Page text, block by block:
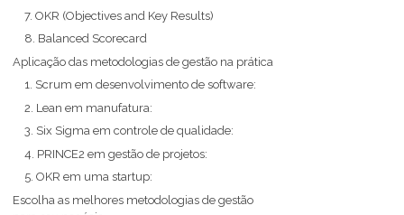
7. OKR (Objectives and Key Results)
8. Balanced Scorecard
Aplicação das metodologias de gestão na prática
1. Scrum em desenvolvimento de software:
2. Lean em manufatura:
3. Six Sigma em controle de qualidade:
4. PRINCE2 em gestão de projetos:
5. OKR em uma startup:
Escolha as melhores metodologias de gestão